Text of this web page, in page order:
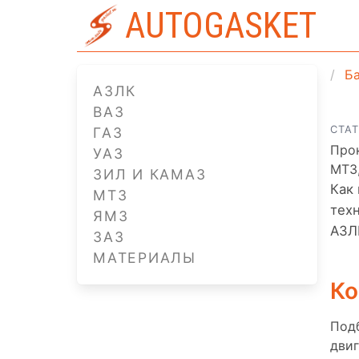
AUTOGASKET
АЗЛК
ВАЗ
ГАЗ
УАЗ
ЗИЛ И КАМАЗ
МТЗ
ЯМЗ
ЗАЗ
МАТЕРИАЛЫ
Как